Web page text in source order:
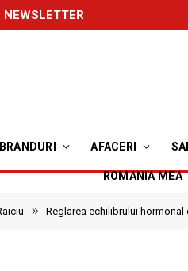
NEWSLETTER
BRANDURI AFACERI
ROMANIA MEA
» Reglarea echilibrului